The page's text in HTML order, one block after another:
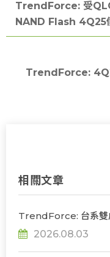
TrendForce: 受QLC
NAND Flash 4Q25
TrendForce:
相關文章
TrendForce: 台系雙
視器、筆電三大面板供
2026.08.03